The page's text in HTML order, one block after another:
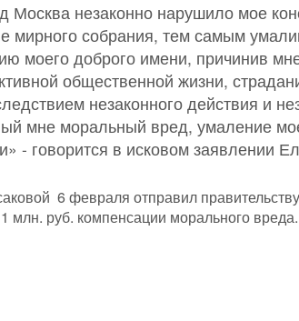
Москва незаконно нарушило мое
мирного собрания, тем самым
моего доброго имени, причинив
общественной жизни,
незаконного действия и
мне моральный вред, умаление
- говорится в исковом заявлении
6 февраля отправил
млн. руб. компенсации морального